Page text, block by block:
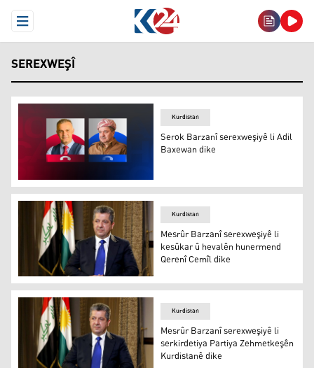
Open Menu
SEREXWEŞÎ
Serok Barzanî û Adil Baxewan
Kurdistan
Serok Barzanî serexweşiyê li Adil
Baxewan dike
Mesrûr Barzanî
Kurdistan
Mesrûr Barzanî serexweşiyê li
kesûkar û hevalên hunermend
Qerenî Cemîl dike
Kurdistan
Mesrûr Barzanî serexweşiyê li
serkirdetiya Partiya Zehmetkeşên
Kurdistanê dike